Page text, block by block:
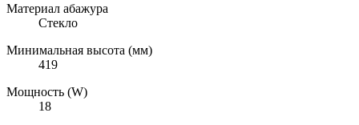
Материал абажура
Стекло
Минимальная высота (мм)
419
Мощность (W)
18